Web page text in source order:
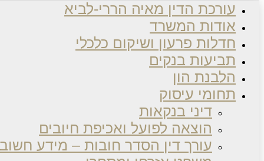
עורכת הדין מאיה הררי-לביא
אודות המשרד
חדלות פרעון ושיקום כלכלי
תביעות בנקים
הלבנת הון
תחומי עיסוק
דיני בנקאות
הוצאה לפועל ואכיפת חיובים
עורך דין הסדר חובות – מידע